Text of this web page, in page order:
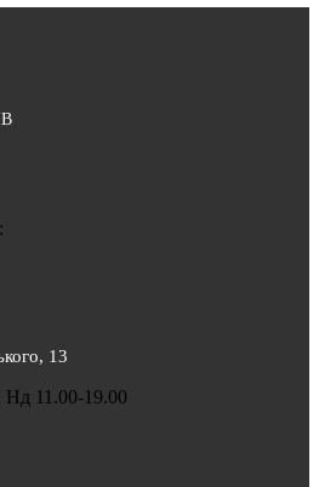
13
Нд 11.00-19.00